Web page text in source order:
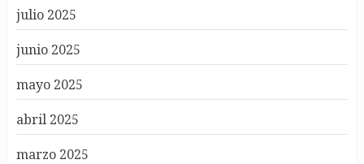
julio 2025
junio 2025
mayo 2025
abril 2025
marzo 2025